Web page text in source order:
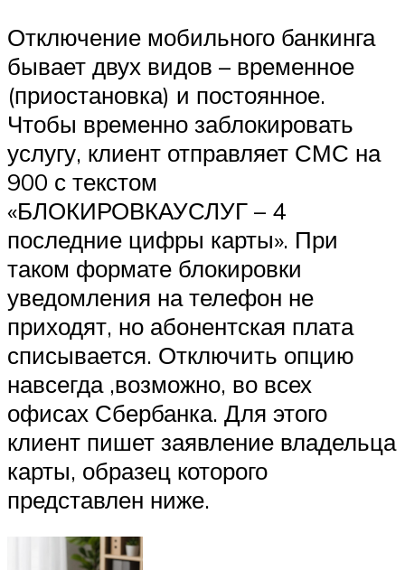
Отключение мобильного банкинга
бывает двух видов – временное
(приостановка) и постоянное.
Чтобы временно заблокировать
услугу, клиент отправляет СМС на
900 с текстом
«БЛОКИРОВКАУСЛУГ – 4
последние цифры карты». При
таком формате блокировки
уведомления на телефон не
приходят, но абонентская плата
списывается. Отключить опцию
навсегда ,возможно, во всех
офисах Сбербанка. Для этого
клиент пишет заявление владельца
карты, образец которого
представлен ниже.